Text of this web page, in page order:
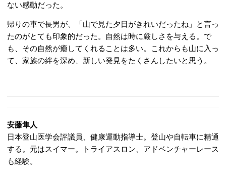
ない感動だった。
帰りの車で長男が、「山で見た夕日がきれいだったね」と言っ
たのがとても印象的だった。自然は時に厳しさを与える。で
も、その自然が癒してくれることは多い。これからも山に入っ
て、家族の絆を深め、新しい発見をたくさんしたいと思う。
安藤隼人
日本登山医学会評議員、健康運動指導士。登山や自転車に精通
する。元はスイマー。トライアスロン、アドベンチャーレース
も経験。